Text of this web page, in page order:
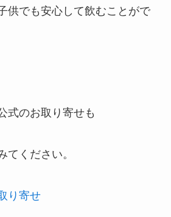
供でも安心して飲むことがで
式のお取り寄せも
てください。
り寄せ